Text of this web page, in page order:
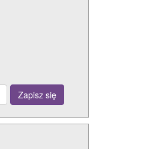
Zapisz się